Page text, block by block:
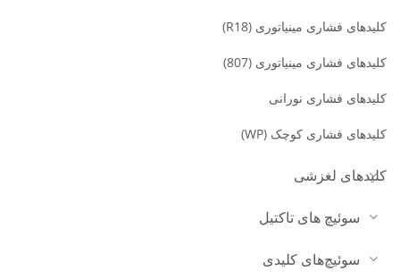
کلیدهای فشاری مینیاتوری (R18)
کلیدهای فشاری مینیاتوری (807)
کلیدهای فشاری نورانی
کلیدهای فشاری کوچک (WP)
کلیدهای لغزشی
سوئیچ های تاکتیل
سوئیچ‌های کلیدی